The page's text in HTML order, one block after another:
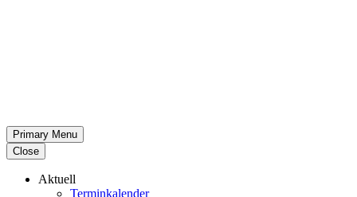
Primary Menu
Close
Aktuell
Termin­ka­lender